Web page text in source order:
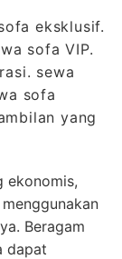
eksklusif.
sofa VIP.
sewa
sofa
yang
ekonomis,
Beragam
dapat